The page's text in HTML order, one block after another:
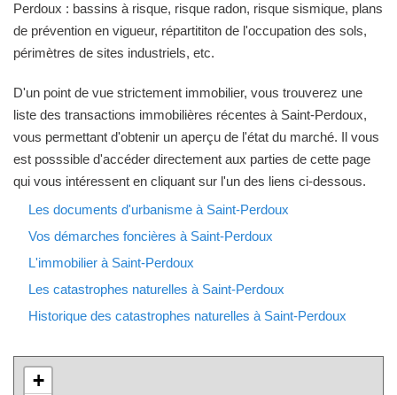
Perdoux : bassins à risque, risque radon, risque sismique, plans
de prévention en vigueur, répartititon de l'occupation des sols,
périmètres de sites industriels, etc.
D'un point de vue strictement immobilier, vous trouverez une
liste des transactions immobilières récentes à Saint-Perdoux,
vous permettant d'obtenir un aperçu de l'état du marché. Il vous
est posssible d'accéder directement aux parties de cette page
qui vous intéressent en cliquant sur l'un des liens ci-dessous.
Les documents d'urbanisme à Saint-Perdoux
Vos démarches foncières à Saint-Perdoux
L'immobilier à Saint-Perdoux
Les catastrophes naturelles à Saint-Perdoux
Historique des catastrophes naturelles à Saint-Perdoux
+